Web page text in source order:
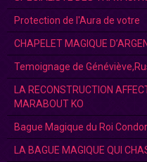
Protection de l'Aura de votre
CHAPELET MAGIQUE
Temoignage de
LA RECONSTRUCTION
MARABOUT KO
Bague Magique du Roi
LA BAGUE MAGIQUE QUI